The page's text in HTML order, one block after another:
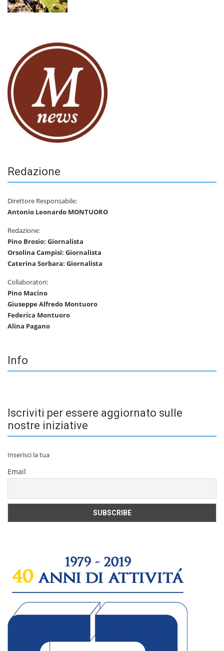
Redazione
Direttore Responsabile:
Antonio Leonardo MONTUORO
Redazione:
Pino Brosio: Giornalista
Orsolina Campisi: Giornalista
Caterina Sorbara: Giornalista
Collaboratori:
Pino Macino
Giuseppe Alfredo Montuoro
Federica Montuoro
Alina Pagano
Info
Iscriviti per essere aggiornato sulle
nostre iniziative
Inserisci la tua
Email